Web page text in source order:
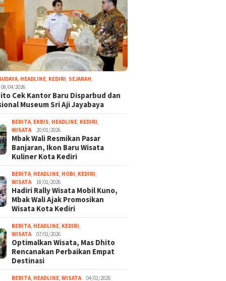
, HEADLINE, KEDIRI, SEJARAH,
08/04/2026
Cek Kantor Baru Disparbud dan
Museum Sri Aji Jayabaya
BERITA, EKBIS, HEADLINE, KEDIRI,
WISATA
20/01/2026
Mbak Wali Resmikan Pasar
Banjaran, Ikon Baru Wisata
Kuliner Kota Kediri
BERITA, HEADLINE, HOBI, KEDIRI,
WISATA
18/01/2026
Hadiri Rally Wisata Mobil Kuno,
Mbak Wali Ajak Promosikan
Wisata Kota Kediri
BERITA, HEADLINE, KEDIRI,
WISATA
07/01/2026
Optimalkan Wisata, Mas Dhito
Rencanakan Perbaikan Empat
Destinasi
BERITA, HEADLINE,WISATA 04/01/2026